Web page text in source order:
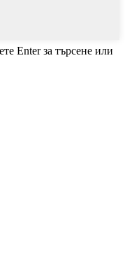
Enter за търсене или